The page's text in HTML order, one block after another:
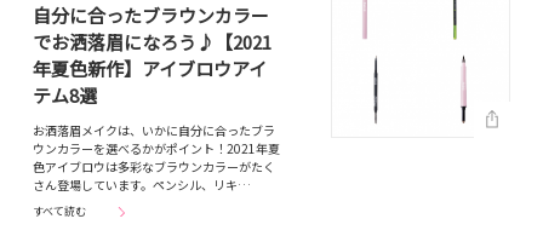
自分に合ったブラウンカラー
でお洒落眉になろう♪【2021
年夏色新作】アイブロウアイ
テム8選
お洒落眉メイクは、いかに自分に合ったブラ
ウンカラーを選べるかがポイント！2021年夏
色アイブロウは多彩なブラウンカラーがたく
さん登場しています。ペンシル、リキ…
すべて読む